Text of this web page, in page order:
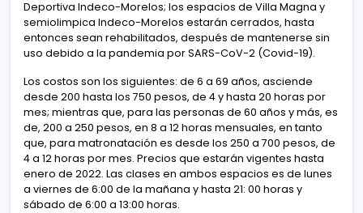
Deportiva Indeco-Morelos; los espacios de Villa Magna y
semiolimpica Indeco-Morelos estarán cerrados, hasta
entonces sean rehabilitados, después de mantenerse sin
uso debido a la pandemia por SARS-CoV-2 (Covid-19).
Los costos son los siguientes: de 6 a 69 años, asciende
desde 200 hasta los 750 pesos, de 4 y hasta 20 horas por
mes; mientras que, para las personas de 60 años y más, es
de, 200 a 250 pesos, en 8 a 12 horas mensuales, en tanto
que, para matronatación es desde los 250 a 700 pesos, de
4 a 12 horas por mes. Precios que estarán vigentes hasta
enero de 2022. Las clases en ambos espacios es de lunes
a viernes de 6:00 de la mañana y hasta 21: 00 horas y
sábado de 6:00 a 13:00 horas.